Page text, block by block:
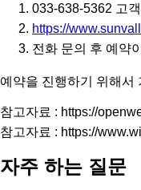
033-638-5362 고
https://
전화 문의 후 예약
예약을 진행하기 위해서
참고자료 : https://
참고자료 : https://
자주 하는 질문